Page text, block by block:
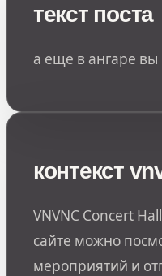
текст поста
а еще в ангаре
контекст
VNVNC Concert
сайте можно
мероприятий и